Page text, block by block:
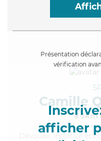
Présentation
vérification
afficher
Camille
à 5km
, intuitive et